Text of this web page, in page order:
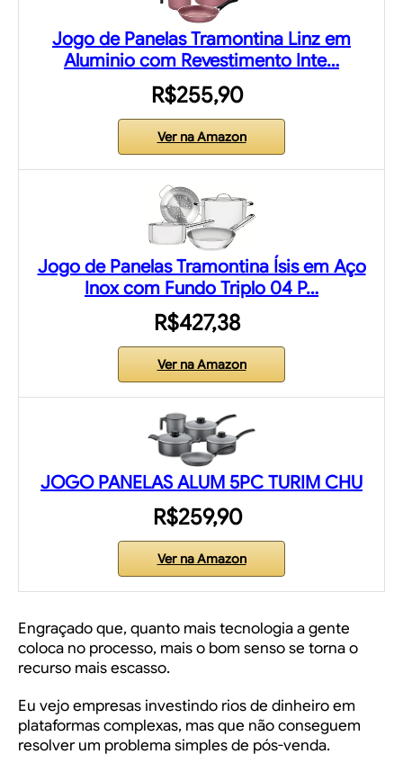
Jogo de Panelas Tramontina Linz em
Aluminio com Revestimento Inte…
R$255,90
Ver na Amazon
Jogo de Panelas Tramontina Ísis em Aço
Inox com Fundo Triplo 04 P…
R$427,38
Ver na Amazon
JOGO PANELAS ALUM 5PC TURIM CHU
R$259,90
Ver na Amazon
Engraçado que, quanto mais tecnologia a gente
coloca no processo, mais o bom senso se torna o
recurso mais escasso.
Eu vejo empresas investindo rios de dinheiro em
plataformas complexas, mas que não conseguem
resolver um problema simples de pós-venda.